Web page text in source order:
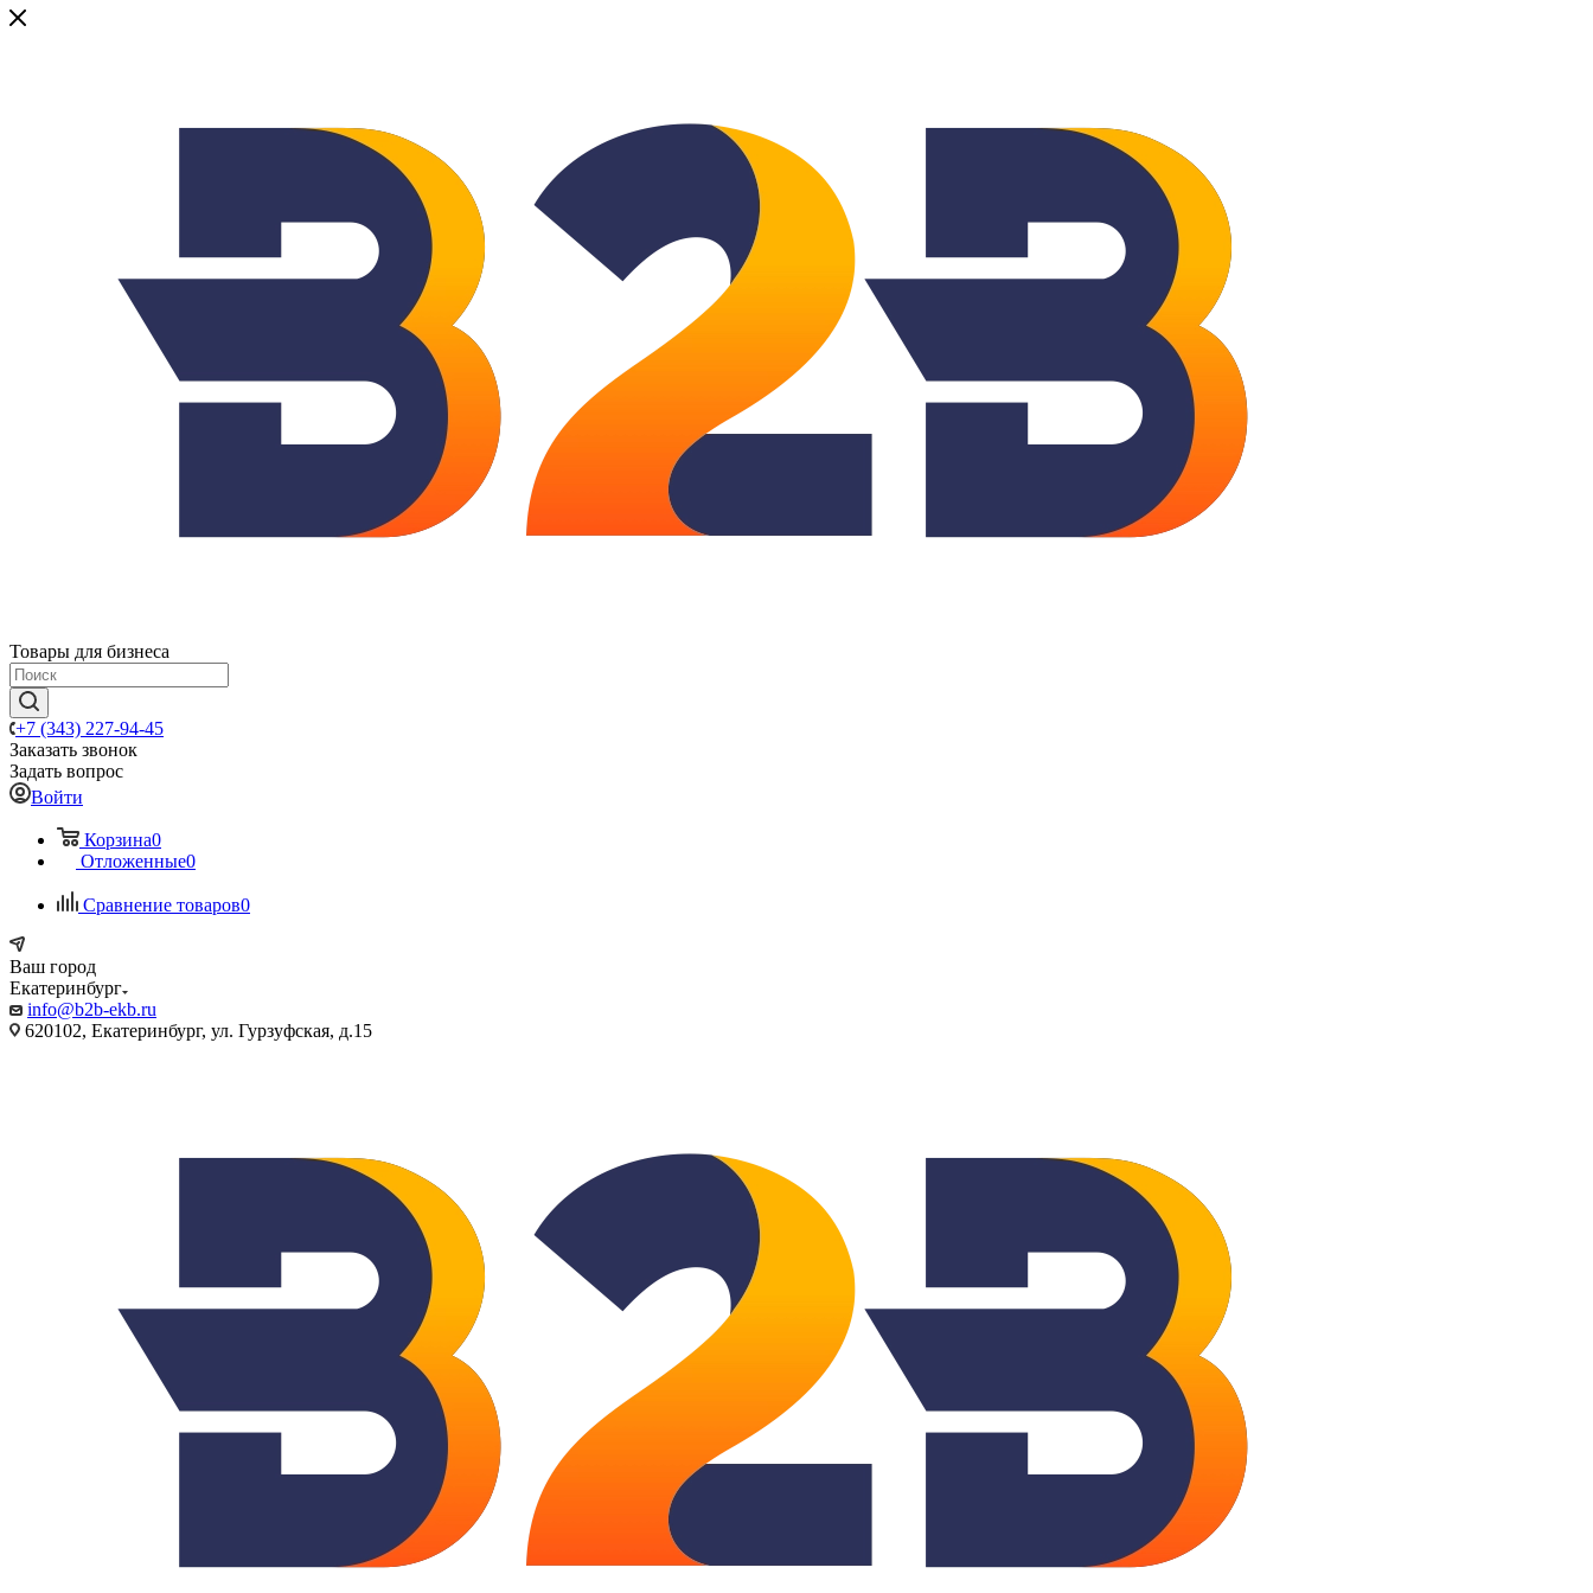
Товары для бизнеса
+7 (343) 227-94-45
Заказать звонок
Задать вопрос
Войти
Корзина0
Отложенные0
Сравнение товаров0
Ваш город
Екатеринбург
info@b2b-ekb.ru
620102, Екатеринбург, ул. Гурзуфская, д.15